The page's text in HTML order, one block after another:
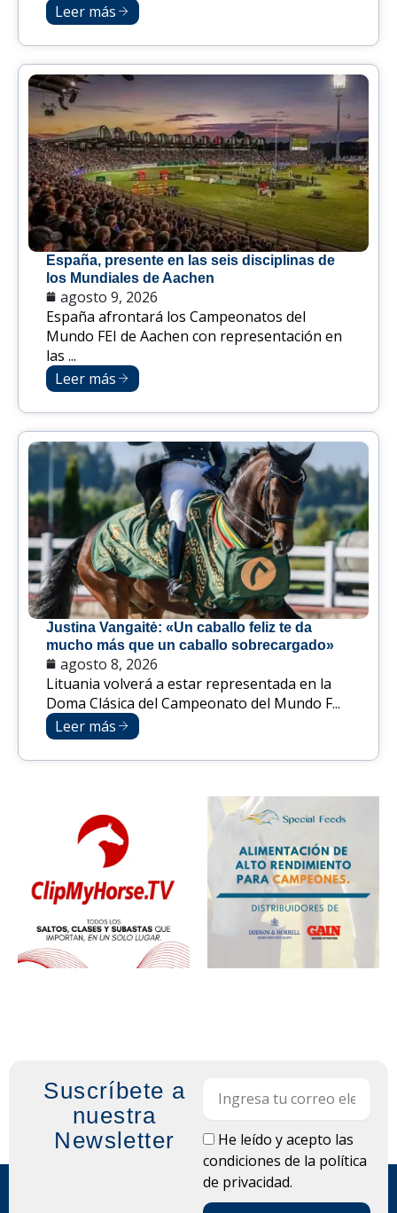
Leer más
España, presente en las seis disciplinas de
los Mundiales de Aachen
agosto 9, 2026
España afrontará los Campeonatos del
Mundo FEI de Aachen con representación en
las ...
Leer más
Justina Vangaitė: «Un caballo feliz te da
mucho más que un caballo sobrecargado»
agosto 8, 2026
Lituania volverá a estar representada en la
Doma Clásica del Campeonato del Mundo F...
Leer más
Suscríbete a
nuestra
Newsletter
LOPDHe leído y acepto las
condiciones de la política
de privacidad.